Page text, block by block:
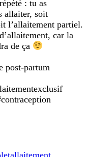
: tu as
allaiter, soit
l’allaitement partiel.
car la
de ça
post-partum
allaitement